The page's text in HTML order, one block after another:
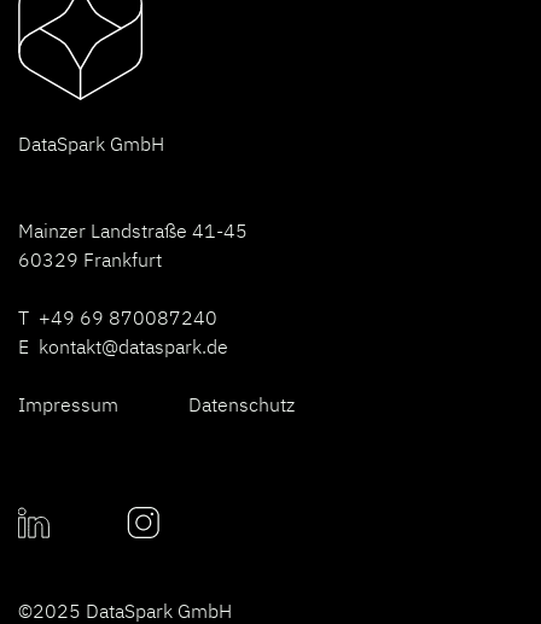
DataSpark GmbH
Mainzer Landstraße 41-45
60329 Frankfurt
T +49 69 870087240
E kontakt@dataspark.de
Impressum Datenschutz
©2025 DataSpark GmbH